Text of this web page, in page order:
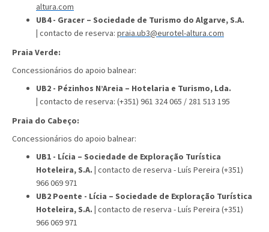
altura.com
UB4 - Gracer – Sociedade de Turismo do Algarve, S.A.
| contacto de reserva: praia.ub3@eurotel-altura.com
Praia Verde:
Concessionários do apoio balnear:
UB2 - Pézinhos N’Areia – Hotelaria e Turismo, Lda.
| contacto de reserva: (+351) 961 324 065 / 281 513 195
Praia do Cabeço:
Concessionários do apoio balnear:
UB1 - Lícia – Sociedade de Exploração Turística
Hoteleira, S.A. | contacto de reserva - Luís Pereira (+351)
966 069 971
UB2 Poente - Lícia – Sociedade de Exploração Turística
Hoteleira, S.A. | contacto de reserva - Luís Pereira (+351)
966 069 971